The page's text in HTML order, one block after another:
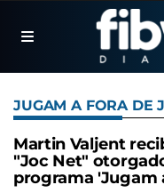
JUGAM A FORA DE
Martin Valjent
"Joc Net"
programa 'Jugam